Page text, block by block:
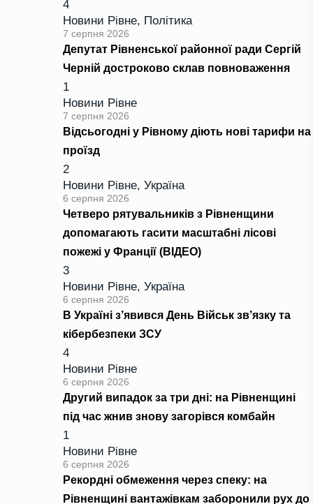
4
Новини Рівне, Політика
7 серпня 2026
Депутат Рівненської районної ради Сергій
Черній достроково склав повноваження
1
Новини Рівне
7 серпня 2026
Відсьогодні у Рівному діють нові тарифи на
проїзд
2
Новини Рівне, Україна
6 серпня 2026
Четверо рятувальників з Рівненщини
допомагають гасити масштабні лісові
пожежі у Франції (ВІДЕО)
3
Новини Рівне, Україна
6 серпня 2026
В Україні з’явився День Військ зв’язку та
кібербезпеки ЗСУ
4
Новини Рівне
6 серпня 2026
Другий випадок за три дні: на Рівненщині
під час жнив знову загорівся комбайн
1
Новини Рівне
6 серпня 2026
Рекордні обмеження через спеку: на
Рівненщині вантажівкам заборонили рух до